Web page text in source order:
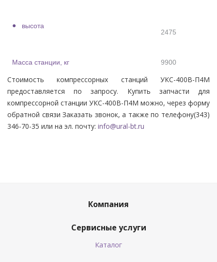
высота
2475
Масса станции, кг 9900
Стоимость компрессорных станций УКС-400В-П4М
предоставляется по запросу. Купить запчасти для
компрессорной станции УКС-400В-П4М можно, через форму
обратной связи Заказать звонок, а также по телефону(343)
346-70-35 или на эл. почту: info@ural-bt.ru
Компания
Сервисные услуги
Каталог